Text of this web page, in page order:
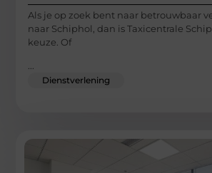
Als je op zoek bent naar betrouwbaar
naar Schiphol, dan is Taxicentrale
keuze. Of
Dienstverlening